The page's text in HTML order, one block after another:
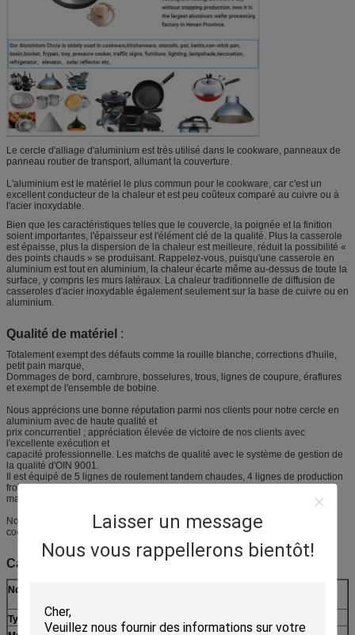
Laisser un message
Nous vous rappellerons bientôt!
Le cercle d'alliage d'aluminium est très utilisé dans le cookware, panneaux de
panneau routier de transport, allumant la couverture.
L'aluminium est le matériel le plus commun pour le cookware, car c'est un
excellent conducteur de la chaleur et est peu coûteux comparé au cuivre ou à
l'acier inoxydable.
Bien que les caractéristiques telles que le couvercle, la poignée et la finition
soient importantes, l'épaisseur est l'élément clé de la qualité. Plus la casserole
est épaisse, plus la dispersion de la chaleur est meilleure, réduit la possibilité «
des points chauds » se produisant. Rappelez-vous, puisqu'une casserole en
aluminium est tout en aluminium, la chaleur écarte même au-dessus de toute la
surface, y compris les murs latéraux. La chaleur traditionnelle de diffusion de
casseroles d'acier inoxydable également seulement sur la base de cuivre ou en
aluminium.
Qualité de matériel :
Totalement exempt des défauts comme la rouille blanche, corrections d'huile,
petit pain marque,
Dommages de bord, cambrure, bosselures, trous, lignes de coupure, éraflures
et exempt de l'ensemble de bobine.
Nous apprécions une bonne réputation parmi nos clients pour notre cercle en
aluminium avec de haute qualité et
prix concurrentiel ; appréciation élevée de victoire de nos clients avec
l'excellente exécution et
capacité professionnelle. Les matchs de qualité avec le système de gestion de
la qualité d'OIN 9001.
Il est équipé de 5 lignes de roulement tandem chaudes, 4 lignes de production
froides de moulin, la surface 4 de recuit
machines et équipement de finition complet.
Notre devise et mission est d'offrir le meilleur service pour notre client avec le
coeur et l'âme.
Caractéristiques
Nom de produit
Type
Cercle en aluminium